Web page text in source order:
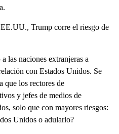
Trump corre el riesgo de
las naciones extranjeras a
con Estados Unidos. Se
que los rectores de
y jefes de medios de
solo que con mayores riesgos:
Unidos o adularlo?